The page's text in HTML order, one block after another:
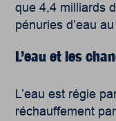
que 4,4 milliards
pénuries d’eau
L’eau et les
L’eau est régie
réchauffement